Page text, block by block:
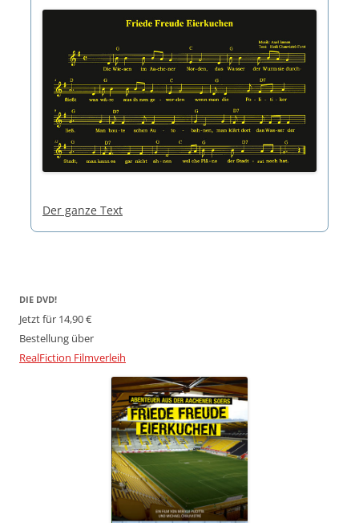
Der ganze Text
DIE DVD!
Jetzt für 14,90 €
Bestellung über
RealFiction Filmverleih